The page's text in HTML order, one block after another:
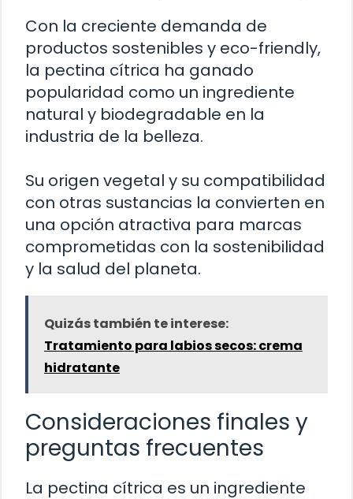
Con la creciente demanda de
productos sostenibles y eco-friendly,
la pectina cítrica ha ganado
popularidad como un ingrediente
natural y biodegradable en la
industria de la belleza.
Su origen vegetal y su compatibilidad
con otras sustancias la convierten en
una opción atractiva para marcas
comprometidas con la sostenibilidad
y la salud del planeta.
Quizás también te interese:
Tratamiento para labios secos: crema
hidratante
Consideraciones finales y
preguntas frecuentes
La pectina cítrica es un ingrediente